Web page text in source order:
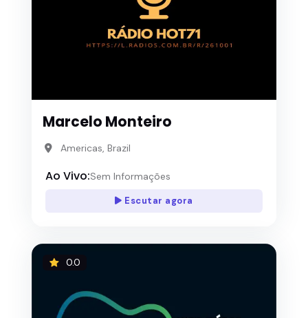
Marcelo Monteiro
Americas, Brazil
Ao Vivo:Sem Informações
Escutar agora
0.0